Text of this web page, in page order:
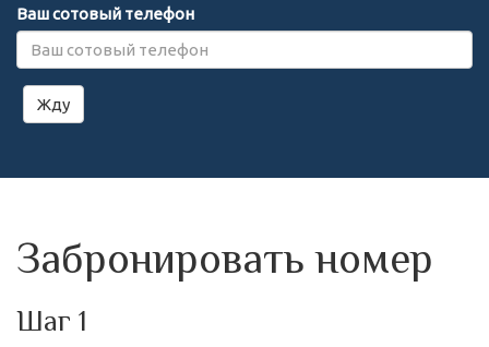
Ваш сотовый телефон
Жду
Забронировать номер
Шаг 1